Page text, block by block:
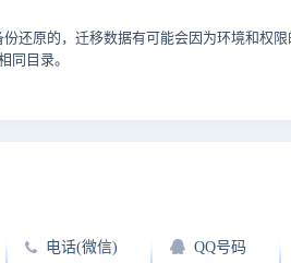
还原的，迁移数据有可能会因为环境和权
同目录。
电话(微信)
QQ号码